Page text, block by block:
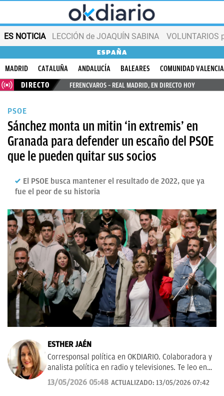
ES NOTICIA LECCIÓN de JOAQUÍN SABINA VOLUNTARIOS
ESPAÑA
MADRID CATALUÑA ANDALUCÍA BALEARES
COMUNIDAD
DIRECTO
FERENCVAROS – REAL MADRID, EN DIRECTO HOY
PSOE
Sánchez monta un mitin ‘in extremis’ en
Granada para defender un escaño del PSOE
que le pueden quitar sus socios
El PSOE busca mantener el resultado de 2022, que ya
fue el peor de su historia
ESTHER JAÉN
Corresponsal política en OKDIARIO. Colaboradora y
analista política en radio y televisiones. Te leo en
esther.jaen@okdiario.com
13/05/2026 05:48 ACTUALIZADO: 13/05/2026 07:42